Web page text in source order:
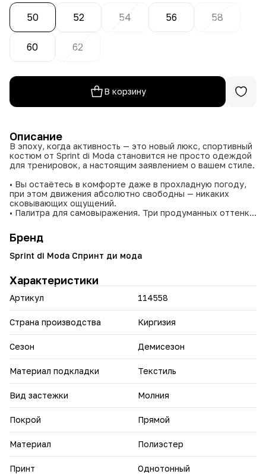
50 52 54 56 58
60 62
В корзину
Описание
В эпоху, когда активность — это новый люкс, спортивный
костюм от Sprint di Moda становится не просто одеждой
для тренировок, а настоящим заявлением о вашем стиле.
• Вы остаётесь в комфорте даже в прохладную погоду,
при этом движения абсолютно свободны — никаких
сковывающих ощущений.
• Палитра для самовыражения. Три продуманных оттенка
подобрать вариант под любое настроение и стиль.
• Идеальная гармония с телом. Шесть размеров — это не
просто выбор, а гарантия безупречной посадки.
• Чистые линии, лаконичные швы, функциональные
• Костюм одинаково хорош и для активных тренировок
на улице, и для городских прогулок.
Бренд
Sprint di Moda Спринт ди мода
Характеристики
Артикул 114558
Страна производства Киргизия
Сезон Демисезон
Материал подкладки Текстиль
Вид застежки Молния
Покрой Прямой
Материал Полиэстер
Принт Однотонный